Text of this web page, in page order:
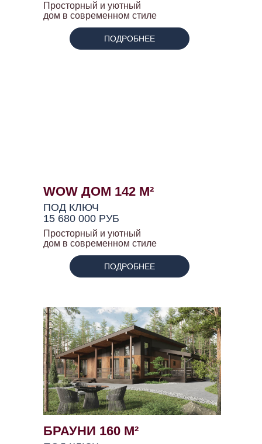
WOW ДОМ 142 М²
ПОД КЛЮЧ
15 680 000 РУБ
Просторный и уютный
дом в современном стиле
ПОДРОБНЕЕ
Просторный и уютный
дом в современном стиле
ПОДРОБНЕЕ
БРАУНИ 160 М²